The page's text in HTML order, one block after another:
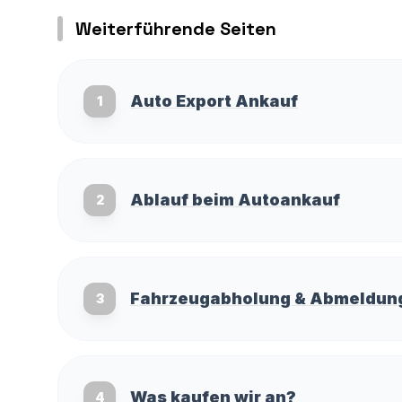
Weiterführende Seiten
1 Auto Export Ankauf
2 Ablauf beim Autoankauf
3 Fahrzeugabholung &
4 Was kaufen wir an?